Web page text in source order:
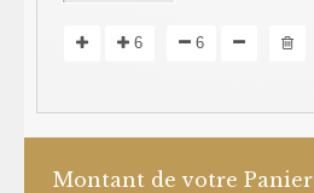
6 6
Montant de votre Panier